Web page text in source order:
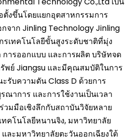
งขึ้นโดยแยกอุตสาหกรรมการ
จาก Jinling Technology Jinling
รเทคโนโลยีขั้นสูงระดับชาติที่มุ่ง
ารออกแบบ และการผลิต บริษัทจด
พย์ Jiangsu และมีคุณสมบัติในการ
รับความดัน Class D ด้วยการ
าการ และการใช้งานเป็นเวลา
มมือเชิงลึกกับสถาบันวิจัยหลาย
ทคโนโลยีหนานจิง, มหาวิทยาลัย
ละมหาวิทยาลัยตะวันออกเฉียงใต้